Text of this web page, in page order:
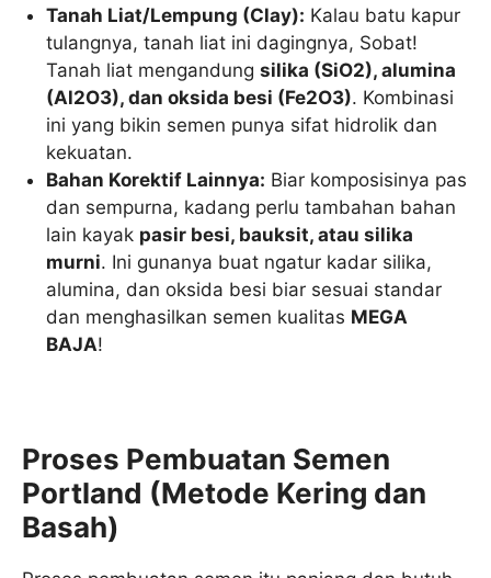
Tanah Liat/Lempung (Clay): Kalau batu kapur
tulangnya, tanah liat ini dagingnya, Sobat!
Tanah liat mengandungsilika (SiO2), alumina
(Al2O3), dan oksida besi (Fe2O3). Kombinasi
ini yang bikin semen punya sifat hidrolik dan
kekuatan.
Bahan Korektif Lainnya: Biar komposisinya pas
dan sempurna, kadang perlu tambahan bahan
lain kayak pasir besi, bauksit, atau silika
murni. Ini gunanya buat ngatur kadar silika,
alumina, dan oksida besi biar sesuai standar
dan menghasilkan semen kualitas MEGA
BAJA!
Proses Pembuatan Semen
Portland (Metode Kering dan
Basah)